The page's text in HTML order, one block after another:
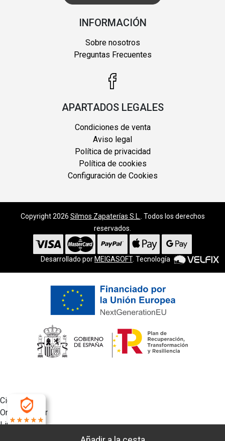
INFORMACIÓN
Sobre nosotros
Preguntas Frecuentes
APARTADOS LEGALES
Condiciones de venta
Aviso legal
Política de privacidad
Política de cookies
Configuración de Cookies
Copyright 2026 Silmos Zapaterías S.L.
. Todos los derechos
reservados.
Desarrollado por MEIGASOFT. Tecnología
Cierra
Ordenado por
Limpiar